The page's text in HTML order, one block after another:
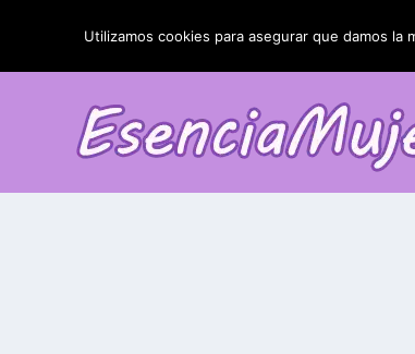
TENDENCIAS: La blefaroplastia y sus
Utilizamos cookies para asegurar que damos